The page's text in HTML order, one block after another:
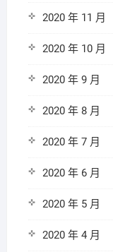
2020 年 11 月
2020 年 10 月
2020 年 9 月
2020 年 8 月
2020 年 7 月
2020 年 6 月
2020 年 5 月
2020 年 4 月